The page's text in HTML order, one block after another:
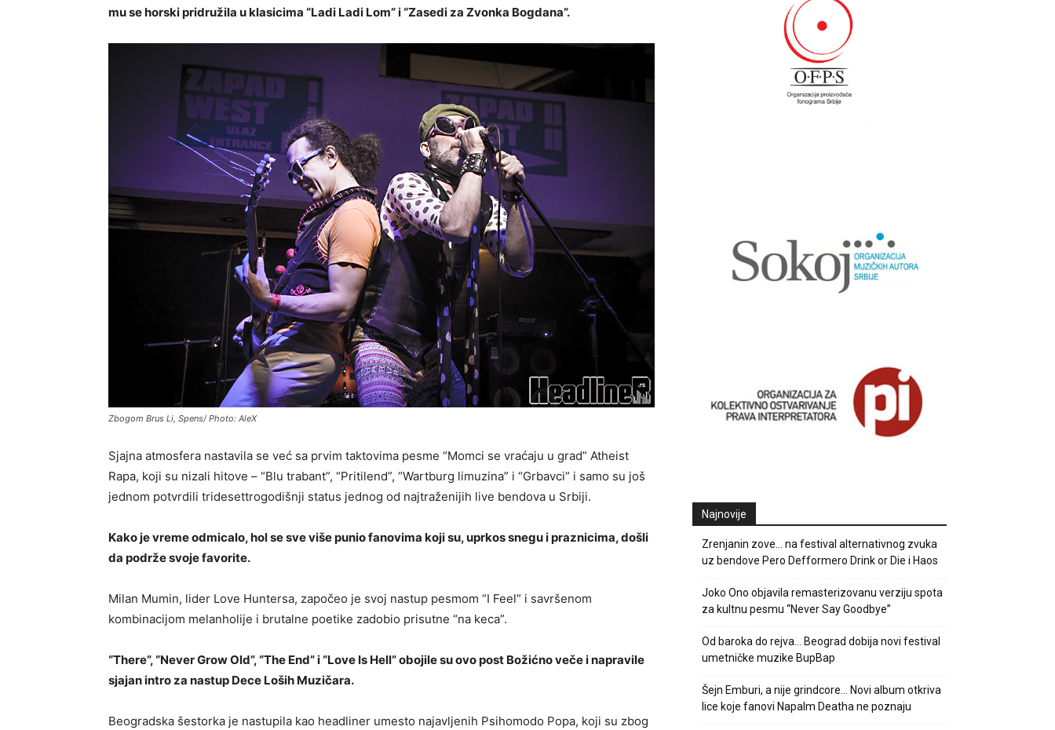
mu se horski pridružila u klasicima “Ladi Ladi Lom” i “Zasedi za Zvonka Bogdana”.
Zbogom Brus Li, Spens/ Photo: AleX
Sjajna atmosfera nastavila se već sa prvim taktovima pesme “Momci se vraćaju u grad” Atheist
Rapa, koji su nizali hitove – “Blu trabant”, “Pritilend”, “Wartburg limuzina” i “Grbavci” i samo su još
jednom potvrdili tridesettrogodišnji status jednog od najtraženijih live bendova u Srbiji.
Kako je vreme odmicalo, hol se sve više punio fanovima koji su, uprkos snegu i praznicima, došli
da podrže svoje favorite.
Milan Mumin, lider Love Huntersa, započeo je svoj nastup pesmom “I Feel” i savršenom
kombinacijom melanholije i brutalne poetike zadobio prisutne “na keca”.
“There”, “Never Grow Old”, “The End” i “Love Is Hell” obojile su ovo post Božićno veče i napravile
sjajan intro za nastup Dece Loših Muzičara.
Beogradska šestorka je nastupila kao headliner umesto najavljenih Psihomodo Popa, koji su zbog
Najnovije
Zrenjanin zove… na festival alternativnog zvuka
uz bendove Pero Defformero Drink or Die i Haos
Joko Ono objavila remasterizovanu verziju spota
za kultnu pesmu “Never Say Goodbye”
Od baroka do rejva… Beograd dobija novi festival
umetničke muzike BupBap
Šejn Emburi, a nije grindcore… Novi album otkriva
lice koje fanovi Napalm Deatha ne poznaju